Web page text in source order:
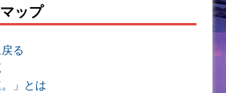
ップ
る
」とは